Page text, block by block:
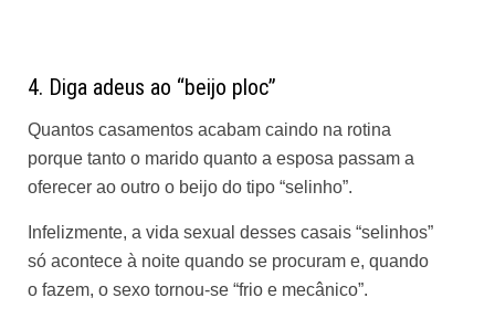
4. Diga adeus ao “beijo ploc”
Quantos casamentos acabam caindo na rotina
porque tanto o marido quanto a esposa passam a
oferecer ao outro o beijo do tipo “selinho”.
Infelizmente, a vida sexual desses casais “selinhos”
só acontece à noite quando se procuram e, quando
o fazem, o sexo tornou-se “frio e mecânico”.